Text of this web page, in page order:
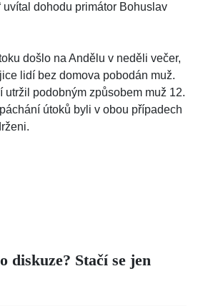
uvítal dohodu primátor Bohuslav
došlo na Andělu v neděli večer,
lidí bez domova pobodán muž.
utržil podobným způsobem muž 12.
útoků byli v obou případech
diskuze? Stačí se jen